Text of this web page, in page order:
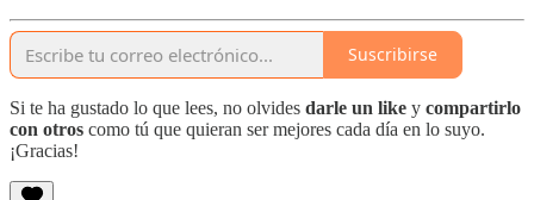
Suscribirse
Si te ha gustado lo que lees, no olvides darle un like y compartirlo
con otros como tú que quieran ser mejores cada día en lo suyo.
¡Gracias!